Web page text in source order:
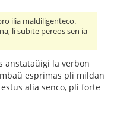
ilia maldiligenteco.
li subite pereos sen ia
anstataŭigi la verbon
esprimas pli mildan
alia senco, pli forte